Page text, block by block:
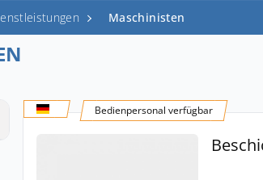
Maschinisten
Bedienpersonal verfügbar